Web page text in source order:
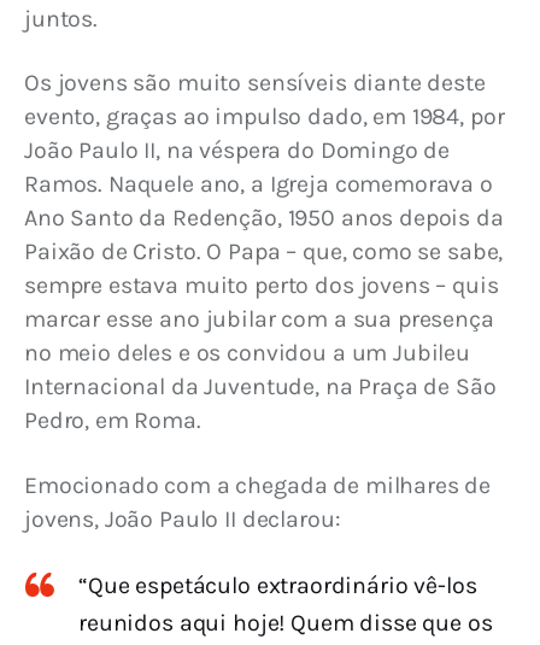
juntos.
Os jovens são muito sensíveis diante deste
evento, graças ao impulso dado, em 1984, por
João Paulo II, na véspera do Domingo de
Ramos. Naquele ano, a Igreja comemorava o
Ano Santo da Redenção, 1950 anos depois da
Paixão de Cristo. O Papa – que, como se sabe,
sempre estava muito perto dos jovens – quis
marcar esse ano jubilar com a sua presença
no meio deles e os convidou a um Jubileu
Internacional da Juventude, na Praça de São
Pedro, em Roma.
Emocionado com a chegada de milhares de
jovens, João Paulo II declarou:
“Que espetáculo extraordinário vê-los
reunidos aqui hoje! Quem disse que os